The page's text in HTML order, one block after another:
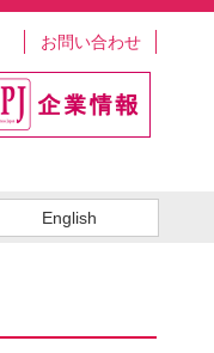
お問い合わせ
English